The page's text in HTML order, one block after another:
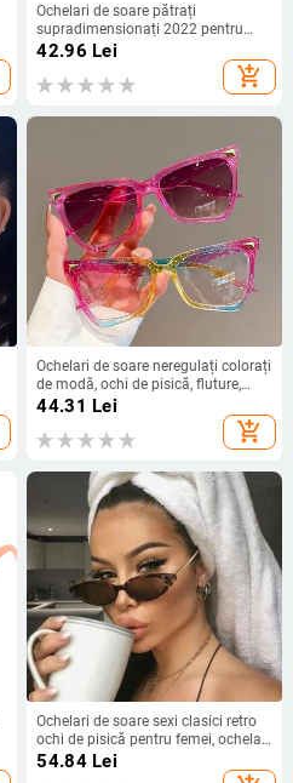
Ochelari de soare pătrați
supradimensionați 2022 pentru
femei, vintage, cu cadru mare,
ochelari de soare pentru femei,
nuanțe de modă pentru
42.96 Lei
add_shopping_cart
Ochelari de soare neregulați colorați
de modă, ochi de pisică, fluture,
cadru mare, ochelari de soare la
modă Y2K, ochelari de petrecere în
aer liber
44.31 Lei
add_shopping_cart
Ochelari de soare sexi clasici retro
ochi de pisică pentru femei, ochelari
de soare vintage, pentru femei,
54.84Lei